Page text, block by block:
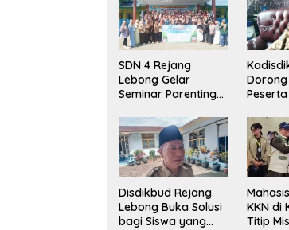
SDN 4 Rejang
Lebong Gelar
Seminar Parenting
Bullying,
Kadisdikbud: Patut
Jadi Contoh
Disdikbud Rejang
Lebong Buka Solusi
bagi Siswa yang
KKN di
Titip